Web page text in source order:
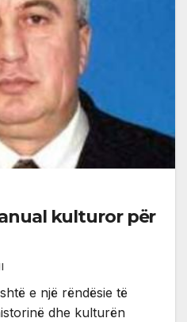
kulturor për
e një rëndësie të
dhe kulturën